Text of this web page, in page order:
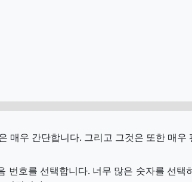
매우 간단합니다. 그리고 그것은 또한 매우
번호를 선택합니다. 너무 많은 숫자를 선